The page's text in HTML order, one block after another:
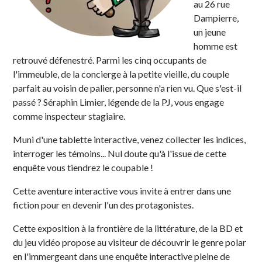
au 26 rue
Dampierre,
un jeune
homme est
retrouvé défenestré. Parmi les cinq occupants de
l'immeuble, de la concierge à la petite vieille, du couple
parfait au voisin de palier, personne n'a rien vu. Que s'est-il
passé ? Séraphin Limier, légende de la PJ, vous engage
comme inspecteur stagiaire.
Muni d'une tablette interactive, venez collecter les indices,
interroger les témoins... Nul doute qu'à l'issue de cette
enquête vous tiendrez le coupable !
Cette aventure interactive vous invite à entrer dans une
fiction pour en devenir l'un des protagonistes.
Cette exposition à la frontière de la littérature, de la BD et
du jeu vidéo propose au visiteur de découvrir le genre polar
en l'immergeant dans une enquête interactive pleine de